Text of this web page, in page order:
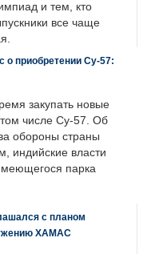
и тем, кто
все чаще
о приобретении Су-57:
закупать новые
том числе Су-57. Об
обороны страны
индийские власти
парка
с планом
ХАМАС